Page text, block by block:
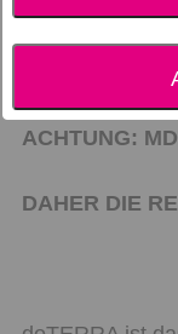
ACHTUNG:
DAHER DIE